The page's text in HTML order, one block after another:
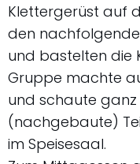
Klettergerüst auf
den
und bastelten die
Gruppe machte
und schaute ganz
(nachgebaute)
im Speisesaal.